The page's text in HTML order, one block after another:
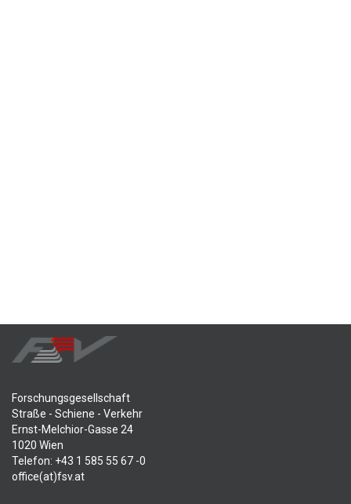
Forschungsgesellschaft
Straße - Schiene - Verkehr
Ernst-Melchior-Gasse 24
1020 Wien
Telefon: +43 1 585 55 67 -0
office(at)fsv.at